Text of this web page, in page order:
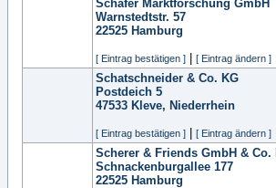
Schäfer Marktforschung GmbH
Warnstedtstr. 57
22525 Hamburg
[ Eintrag bestätigen ] [ Eintrag ändern ]
Schatschneider & Co. KG
Postdeich 5
47533 Kleve, Niederrhein
[ Eintrag bestätigen ] [ Eintrag ändern ]
Scherer & Friends GmbH & Co.
Schnackenburgallee 177
22525 Hamburg